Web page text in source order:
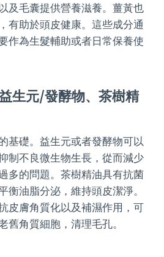
及毛囊提供營養滋養。薑黃也
有助於頭皮健康。這些成分通
作為生髮輔助或者日常保養使
生元/發酵物、茶樹精
基礎。益生元或者發酵物可以
制不良微生物生長，從而減少
多的問題。茶樹精油具有抗菌
衡油脂分泌，維持頭皮潔淨。
皮膚角質化以及補濕作用，可
舊角質細胞，清理毛孔。